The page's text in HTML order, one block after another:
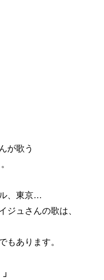
が歌う
、東京…
ジュさんの歌は、
もあります。